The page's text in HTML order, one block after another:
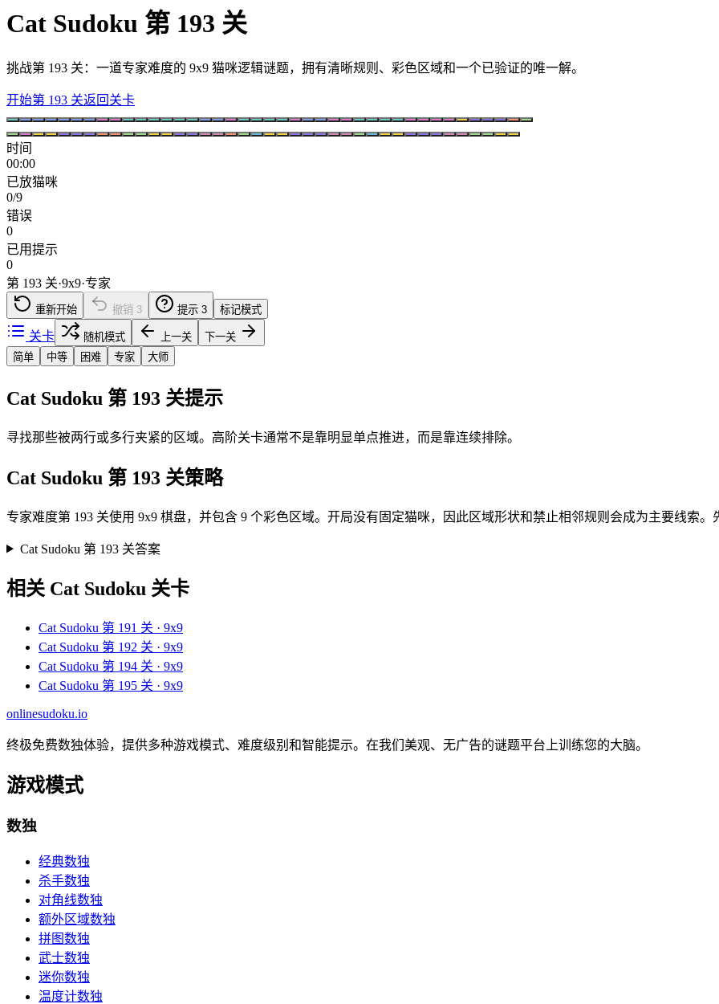
Cat Sudoku 第 193 关
挑战第 193 关：一道专家难度的 9x9 猫咪逻辑谜题，拥有清晰规则、彩色区域和一个已验证的唯一解。
开始第 193 关返回关卡
时间
00:00
已放猫咪
0/9
错误
0
已用提示
0
第 193 关·9x9·专家
重新开始 撤销 3 提示 3 标记模式
关卡 随机模式 上一关
下一关
简单
中等 困难 专家 大师
Cat Sudoku 第 193 关提示
寻找那些被两行或多行夹紧的区域。高阶关卡通常不是靠明显单点推进，而是靠连续排除。
Cat Sudoku 第 193 关策略
专家难度第 193 关使用 9x9 棋盘，并包含 9 个彩色区域。开局没有固定猫咪，因此区域形状和禁止相邻规则会成为主要线索。
Cat Sudoku 第 193 关答案
相关 Cat Sudoku 关卡
Cat Sudoku 第 191 关 · 9x9
Cat Sudoku 第 192 关 · 9x9
Cat Sudoku 第 194 关 · 9x9
Cat Sudoku 第 195 关 · 9x9
onlinesudoku.io
终极免费数独体验，提供多种游戏模式、难度级别和智能提示。在我们美观、无广告的谜题平台上训练您的大脑。
游戏模式
数独
经典数独
杀手数独
对角线数独
额外区域数独
拼图数独
武士数独
迷你数独
温度计数独